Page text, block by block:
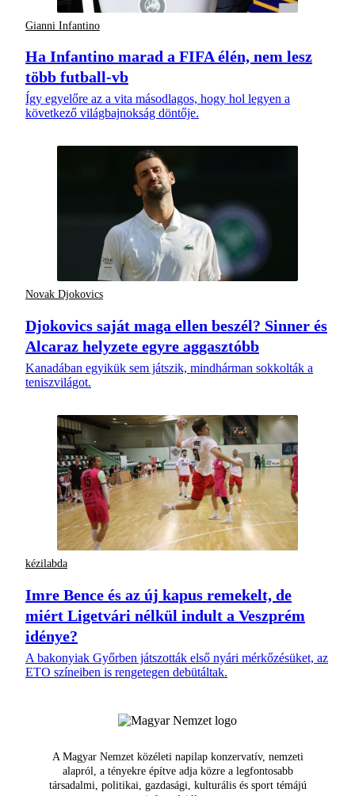
Gianni Infantino
Ha Infantino marad a FIFA élén, nem lesz
több futball-vb
Így egyelőre az a vita másodlagos, hogy hol legyen a
következő világbajnokság döntője.
Novak Djokovics
Djokovics saját maga ellen beszél? Sinner és
Alcaraz helyzete egyre aggasztóbb
Kanadában egyikük sem játszik, mindhárman sokkolták a
teniszvilágot.
kézilabda
Imre Bence és az új kapus remekelt, de
miért Ligetvári nélkül indult a Veszprém
idénye?
A bakonyiak Győrben játszották első nyári mérkőzésüket, az
ETO színeiben is rengetegen debütáltak.
A Magyar Nemzet közéleti napilap konzervatív, nemzeti
alapról, a tényekre építve adja közre a legfontosabb
társadalmi, politikai, gazdasági, kulturális és sport témájú